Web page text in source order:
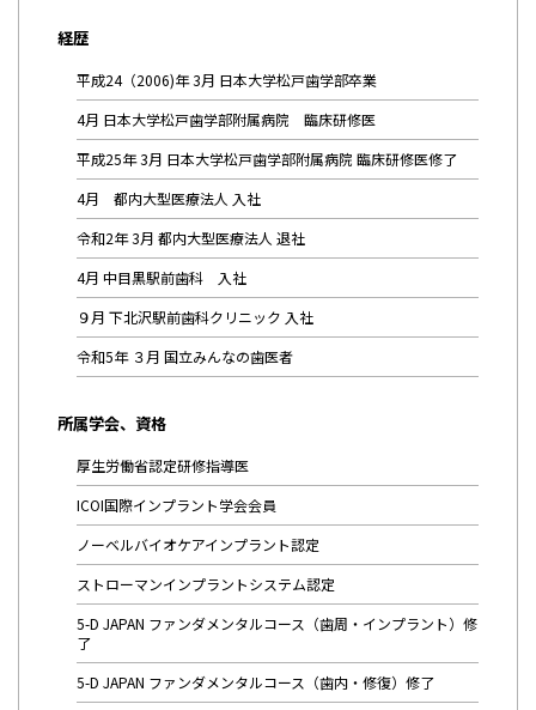
経歴
平成24（2006)年 3月 日本大学松戸歯学部卒業
4月 日本大学松戸歯学部附属病院 臨床研修医
平成25年 3月 日本大学松戸歯学部附属病院 臨床研修医修了
4月 都内大型医療法人 入社
令和2年 3月 都内大型医療法人 退社
4月 中目黒駅前歯科 入社
９月 下北沢駅前歯科クリニック 入社
令和5年 ３月 国立みんなの歯医者
所属学会、資格
厚生労働省認定研修指導医
ICOI国際インプラント学会会員
ノーベルバイオケアインプラント認定
ストローマンインプラントシステム認定
5-D JAPAN ファンダメンタルコース（歯周・インプラント）修
了
5-D JAPAN ファンダメンタルコース（歯内・修復）修了